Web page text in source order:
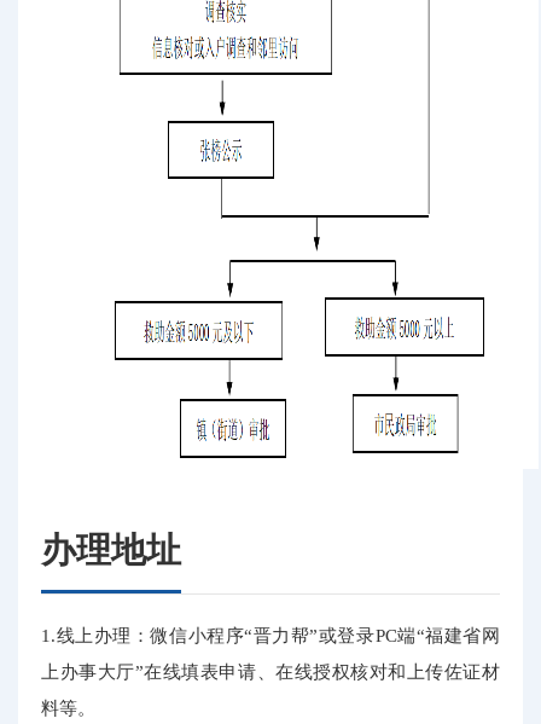
办理地址
1.线上办理：微信小程序“晋力帮”或登录PC端“福建省网
上办事大厅”在线填表申请、在线授权核对和上传佐证材
料等。